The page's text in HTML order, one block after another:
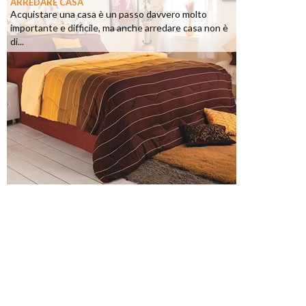
Acquistare una casa è un passo davvero molto
importante e difficile, ma anche arredare casa non è
di...